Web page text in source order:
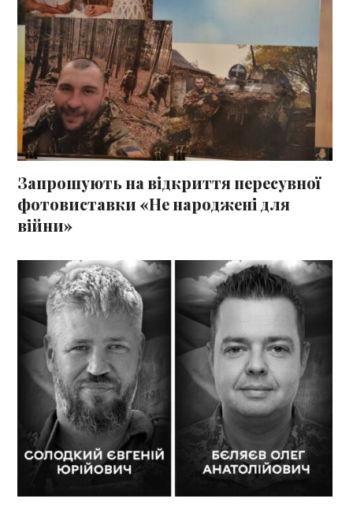
Запрошують на відкриття пересувної
фотовиставки «Не народжені для
війни»